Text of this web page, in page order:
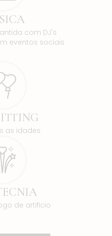
com DJ's
eventos sociais
as idades
de artificio